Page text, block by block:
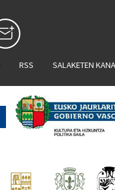
RSS SALAKETEN